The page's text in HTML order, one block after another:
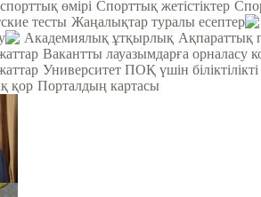
өмірі Спорттық жетістіктер
тесты Жаңалықтар туралы есептер
Академиялық ұтқырлық Ақпараттық
Вакантты лауазымдарға орналасу
Университет ПОҚ үшін
қор Порталдың картасы